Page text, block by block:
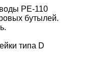
PE-110
бутылей.
типа D